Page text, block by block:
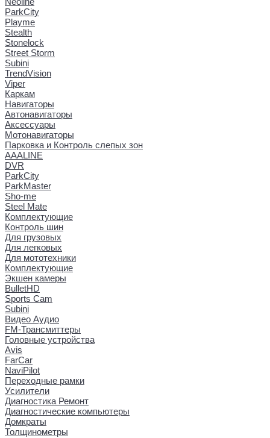
ParkCity
Playme
Stealth
Stonelock
Street Storm
Subini
TrendVision
Viper
Каркам
Навигаторы
Автонавигаторы
Аксессуары
Мотонавигаторы
Парковка и Контроль слепых зон
AAALINE
DVR
ParkCity
ParkMaster
Sho-me
Steel Mate
Комплектующие
Контроль шин
Для грузовых
Для легковых
Для мототехники
Комплектующие
Экшен камеры
BulletHD
Sports Cam
Subini
Видео Аудио
FM-Трансмиттеры
Головные устройства
Avis
FarCar
NaviPilot
Переходные рамки
Усилители
Диагностика Ремонт
Диагностические компьютеры
Домкраты
Толщинометры